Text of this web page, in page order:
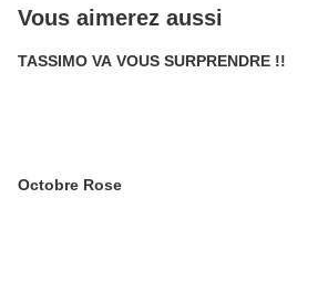
Vous aimerez aussi
TASSIMO VA VOUS SURPRENDRE !!
Octobre Rose